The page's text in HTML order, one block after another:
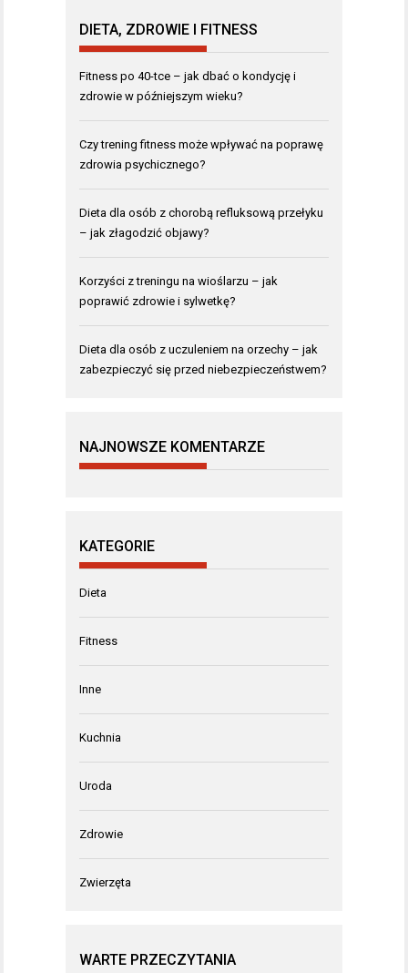
DIETA, ZDROWIE I FITNESS
Fitness po 40-tce – jak dbać o kondycję i
zdrowie w późniejszym wieku?
Czy trening fitness może wpływać na poprawę
zdrowia psychicznego?
Dieta dla osób z chorobą refluksową przełyku
– jak złagodzić objawy?
Korzyści z treningu na wioślarzu – jak
poprawić zdrowie i sylwetkę?
Dieta dla osób z uczuleniem na orzechy – jak
zabezpieczyć się przed niebezpieczeństwem?
NAJNOWSZE KOMENTARZE
KATEGORIE
Dieta
Fitness
Inne
Kuchnia
Uroda
Zdrowie
Zwierzęta
WARTE PRZECZYTANIA